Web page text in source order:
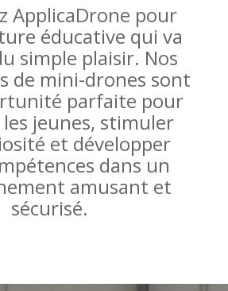
ApplicaDrone pour
éducative qui va
simple plaisir. Nos
de mini-drones sont
parfaite pour
jeunes, stimuler
et développer
dans un
amusant et
sécurisé.